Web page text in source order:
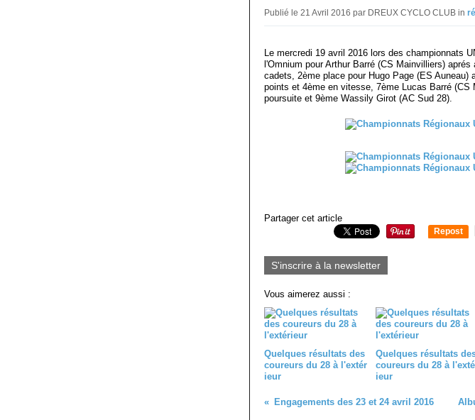
Publié le 21 Avril 2016 par DREUX CYCLO CLUB in
Le mercredi 19 avril 2016 lors des championnats
l'Omnium pour Arthur Barré (CS Mainvilliers)
cadets, 2ème place pour Hugo Page (ES
points et 4ème en vitesse, 7ème Lucas Barré
poursuite et 9ème Wassily Girot (AC Sud 28).
Partager cet article
Repost
S'inscrire à la newsletter
Vous aimerez aussi :
Quelques résultats des
coureurs du 28 à l'extér
ieur
Quelques résultats
coureurs du 28 à
ieur
Engagements des 23 et 24 avril 2016